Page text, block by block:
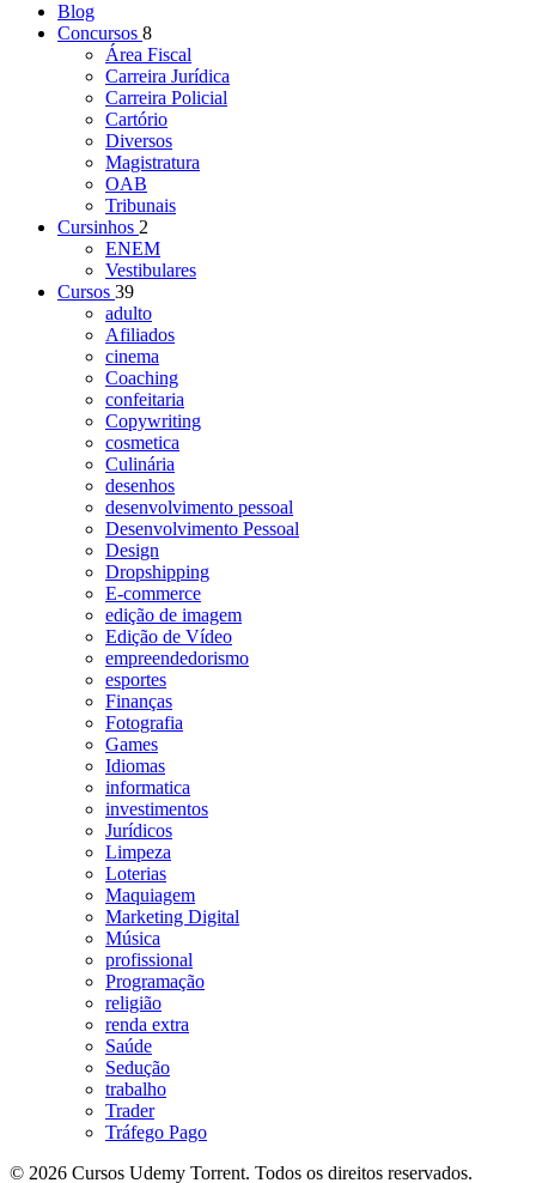
Blog
Concursos 8
Área Fiscal
Carreira Jurídica
Carreira Policial
Cartório
Diversos
Magistratura
OAB
Tribunais
Cursinhos 2
ENEM
Vestibulares
Cursos 39
adulto
Afiliados
cinema
Coaching
confeitaria
Copywriting
cosmetica
Culinária
desenhos
desenvolvimento pessoal
Desenvolvimento Pessoal
Design
Dropshipping
E-commerce
edição de imagem
Edição de Vídeo
empreendedorismo
esportes
Finanças
Fotografia
Games
Idiomas
informatica
investimentos
Jurídicos
Limpeza
Loterias
Maquiagem
Marketing Digital
Música
profissional
Programação
religião
renda extra
Saúde
Sedução
trabalho
Trader
Tráfego Pago
© 2026 Cursos Udemy Torrent. Todos os direitos reservados.